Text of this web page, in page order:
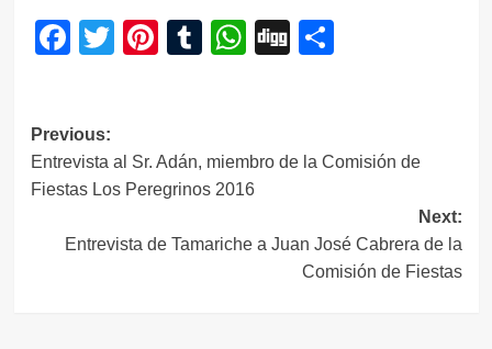
Facebook
Twitter
Pinterest
Tumblr
WhatsApp
DiggCompartir
Navegación
de
entradas
Previous:
Entrevista al Sr. Adán, miembro de la Comisión de
Fiestas Los Peregrinos 2016
Next:
Entrevista de Tamariche a Juan José Cabrera de la
Comisión de Fiestas